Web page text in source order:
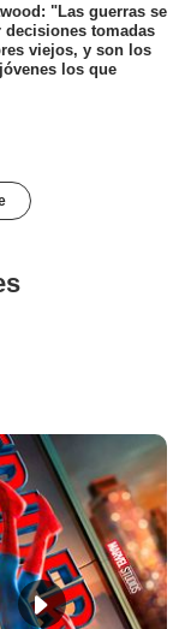
"Las guerras se
decisiones tomadas
viejos, y son los
los que